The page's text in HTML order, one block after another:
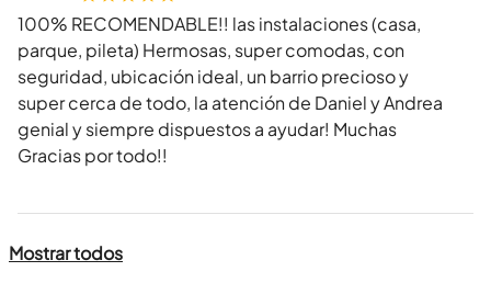
100% RECOMENDABLE!! las instalaciones (casa,
parque, pileta) Hermosas, super comodas, con
seguridad, ubicación ideal, un barrio precioso y
super cerca de todo, la atención de Daniel y Andrea
genial y siempre dispuestos a ayudar! Muchas
Gracias por todo!!
Mostrar todos